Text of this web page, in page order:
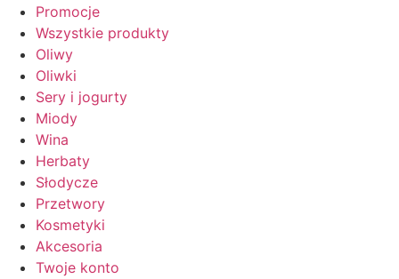
Promocje
Wszystkie produkty
Oliwy
Oliwki
Sery i jogurty
Miody
Wina
Herbaty
Słodycze
Przetwory
Kosmetyki
Akcesoria
Twoje konto